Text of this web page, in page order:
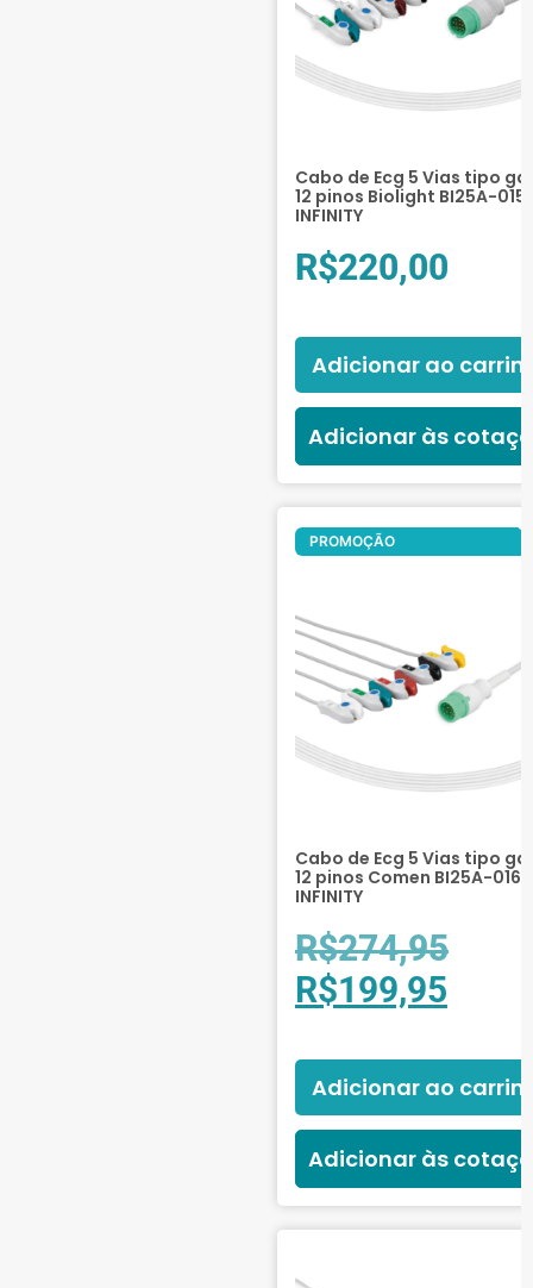
Cabo de Ecg 5 Vias tipo
12 pinos Biolight BI25A-015
INFINITY
R$220,00
Adicionar ao
Adicionar às
PROMOÇÃO
Cabo de Ecg 5 Vias tipo
12 pinos Comen BI25A-016
INFINITY
R$274,95
R$199,95
Adicionar ao
Adicionar às